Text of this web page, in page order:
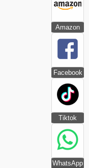
Amazon
Facebook
Tiktok
WhatsApp